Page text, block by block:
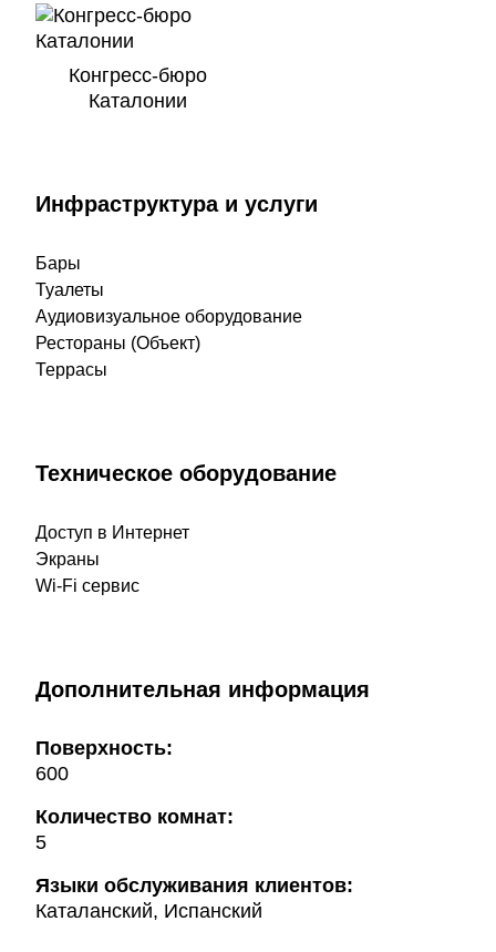
Конгресс-бюро
Каталонии
Инфраструктура и услуги
Бары
Туалеты
Аудиовизуальное оборудование
Рестораны (Объект)
Террасы
Техническое оборудование
Доступ в Интернет
Экраны
Wi-Fi сервис
Дополнительная информация
Поверхность:
600
Количество комнат:
5
Языки обслуживания клиентов:
Каталанский, Испанский